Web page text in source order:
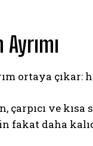
ortaya çıkar:
çarpıcı ve kısa
fakat daha